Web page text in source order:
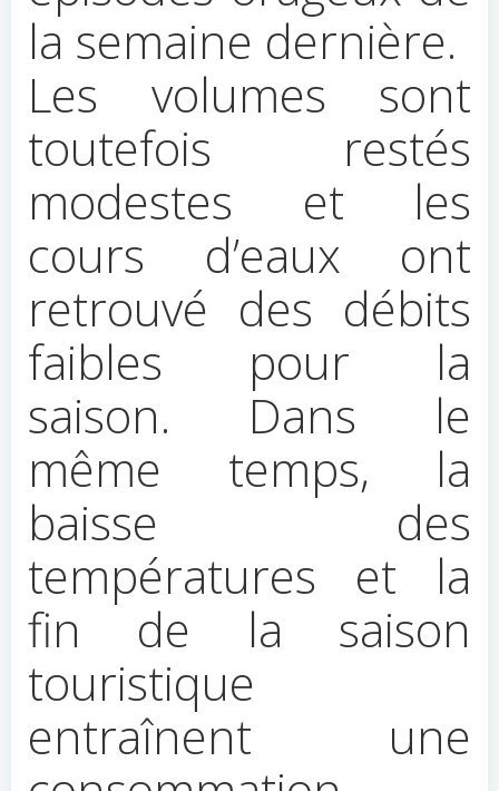
la semaine dernière.
Les volumes sont
toutefois restés
modestes et les
cours d’eaux ont
retrouvé des débits
faibles pour la
saison. Dans le
même temps, la
baisse des
températures et la
fin de la saison
touristique
entraînent une